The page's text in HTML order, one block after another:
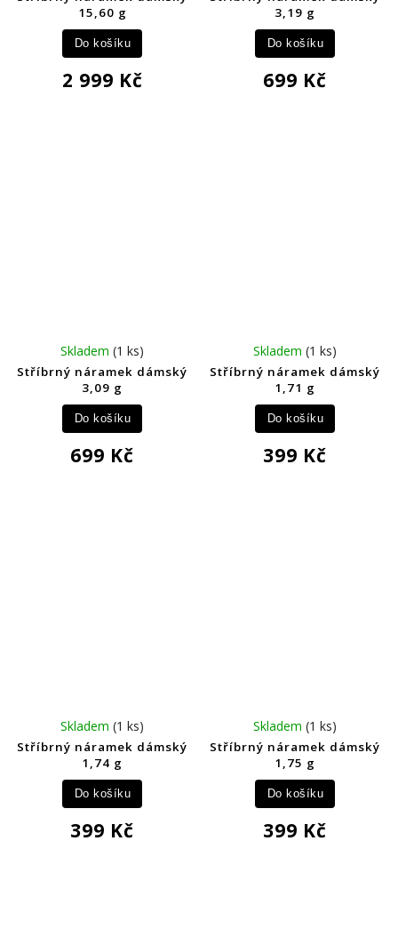
15,60 g
2 999 Kč
Do košíku
3,19 g
699 Kč
Do košíku
Stříbrný náramek dámský
3,09 g
Skladem(1 ks)
699 Kč
Do košíku
Stříbrný náramek dámský
1,71 g
Skladem(1 ks)
399 Kč
Do košíku
Stříbrný náramek dámský
1,74 g
Skladem(1 ks)
399 Kč
Do košíku
Stříbrný náramek dámský
1,75 g
Skladem(1 ks)
399 Kč
Do košíku